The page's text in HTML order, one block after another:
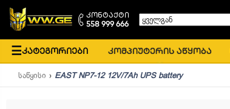
კონტაქტი
558 999 666
ყველგან
☰კატეგორიები კომპიუტერის აწყობა
საწყისი EAST NP7-12 12V/7Ah UPS battery